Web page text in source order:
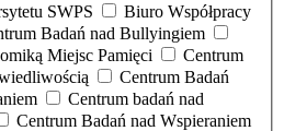
SWPS
Biuro Współpracy
Badań nad Bullyingiem
Miejsc Pamięci
Centrum
Centrum Badań
Centrum badań nad
Centrum Badań nad Wspieraniem